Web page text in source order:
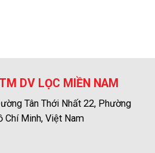
DV LỌC MIỀN NAM
Tân Thới Nhất 22, Phường
Chí Minh, Việt Nam